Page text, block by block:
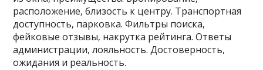
расположение‚ близость к центру. Транспортная
доступность‚ парковка. Фильтры поиска‚
фейковые отзывы‚ накрутка рейтинга. Ответы
администрации‚ лояльность. Достоверность‚
ожидания и реальность.